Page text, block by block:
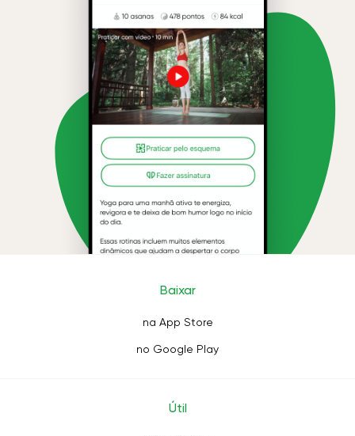
Baixar
na App Store
no Google Play
Útil